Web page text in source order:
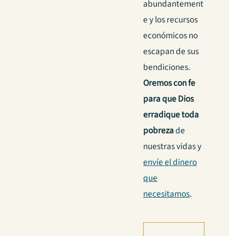
abundantement
e y los recursos
económicos no
escapan de sus
bendiciones.
Oremos con fe
para que Dios
erradique toda
pobrezade
nuestras vidas y
envíe el dinero
que
necesitamos.